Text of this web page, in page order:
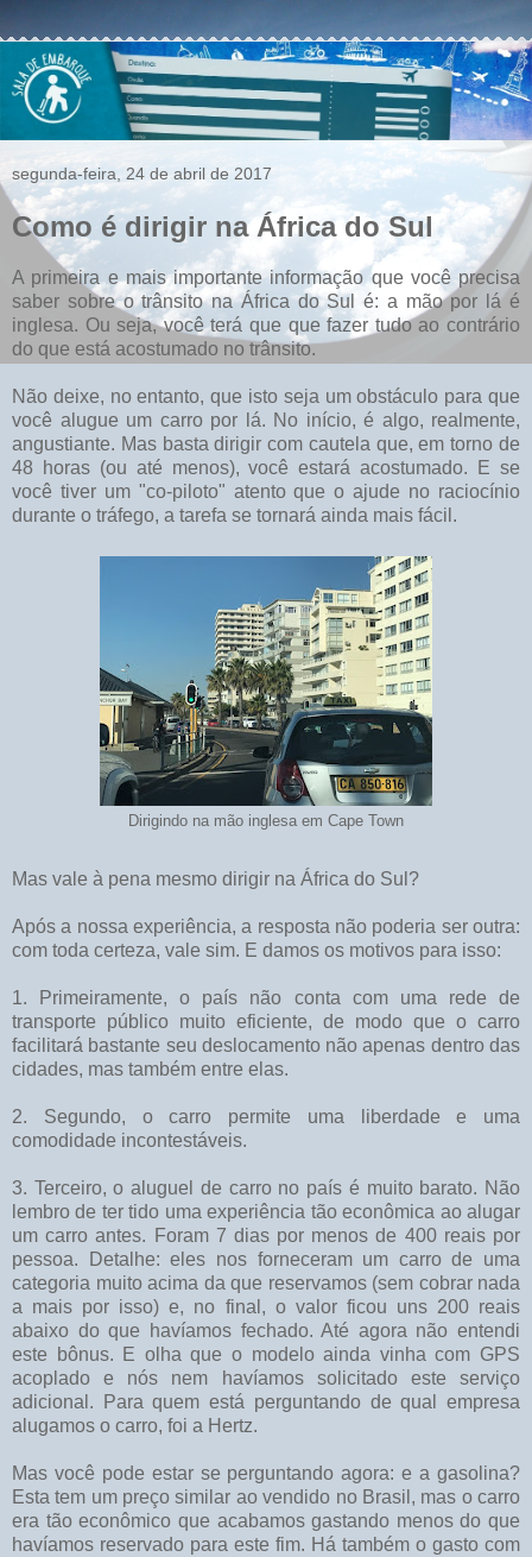
segunda-feira, 24 de abril de 2017
Como é dirigir na África do Sul
A primeira e mais importante informação que você precisa
saber sobre o trânsito na África do Sul é: a mão por lá é
inglesa. Ou seja, você terá que que fazer tudo ao contrário
do que está acostumado no trânsito.
Não deixe, no entanto, que isto seja um obstáculo para que
você alugue um carro por lá. No início, é algo, realmente,
angustiante. Mas basta dirigir com cautela que, em torno de
48 horas (ou até menos), você estará acostumado. E se
você tiver um "co-piloto" atento que o ajude no raciocínio
durante o tráfego, a tarefa se tornará ainda mais fácil.
Dirigindo na mão inglesa em Cape Town
Mas vale à pena mesmo dirigir na África do Sul?
Após a nossa experiência, a resposta não poderia ser outra:
com toda certeza, vale sim. E damos os motivos para isso:
1. Primeiramente, o país não conta com uma rede de
transporte público muito eficiente, de modo que o carro
facilitará bastante seu deslocamento não apenas dentro das
cidades, mas também entre elas.
2. Segundo, o carro permite uma liberdade e uma
comodidade incontestáveis.
3. Terceiro, o aluguel de carro no país é muito barato. Não
lembro de ter tido uma experiência tão econômica ao alugar
um carro antes. Foram 7 dias por menos de 400 reais por
pessoa. Detalhe: eles nos forneceram um carro de uma
categoria muito acima da que reservamos (sem cobrar nada
a mais por isso) e, no final, o valor ficou uns 200 reais
abaixo do que havíamos fechado. Até agora não entendi
este bônus. E olha que o modelo ainda vinha com GPS
acoplado e nós nem havíamos solicitado este serviço
adicional. Para quem está perguntando de qual empresa
alugamos o carro, foi a Hertz.
Mas você pode estar se perguntando agora: e a gasolina?
Esta tem um preço similar ao vendido no Brasil, mas o carro
era tão econômico que acabamos gastando menos do que
havíamos reservado para este fim. Há também o gasto com